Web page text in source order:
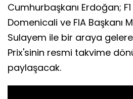
Cumhurbaşkanı Erdoğan;
Domenicali ve FIA Başkanı
Sulayem ile bir araya
Prix'sinin resmi takvime
paylaşacak.